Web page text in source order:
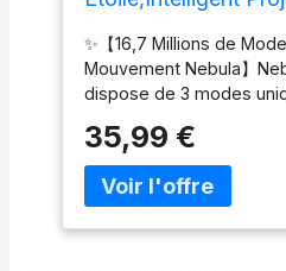
vocal/Connexion
WiFi/
✨【16,7 Millions de
Mouvement Nebula】
dispose de 3 modes
nous démarquons
également contrôler la
déplacement de la
35,99 €